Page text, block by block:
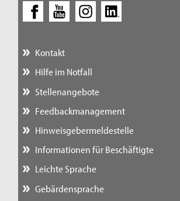
Kontakt
Hilfe im Notfall
Stellenangebote
Feedbackmanagement
Hinweisgebermeldestelle
Informationen für Beschäftigte
Leichte Sprache
Gebärdensprache